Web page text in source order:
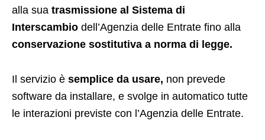
alla sua trasmissione al Sistema di
Interscambio dell’Agenzia delle Entrate fino alla
conservazione sostitutiva a norma di legge.
Il servizio è semplice da usare, non prevede
software da installare, e svolge in automatico tutte
le interazioni previste con l’Agenzia delle Entrate.